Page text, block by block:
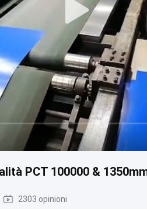
PCT 100000 &
2303 opinioni